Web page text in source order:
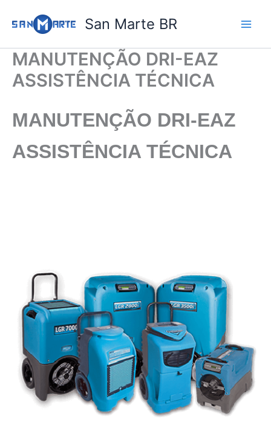
para
conteúdo
San Marte BR
MANUTENÇÃO DRI-EAZ
ASSISTÊNCIA TÉCNICA
MANUTENÇÃO DRI-EAZ
ASSISTÊNCIA TÉCNICA